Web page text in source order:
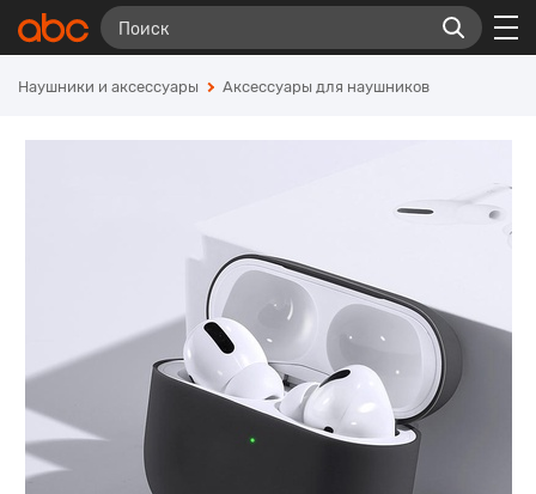
Наушники и аксессуары Аксессуары для наушников